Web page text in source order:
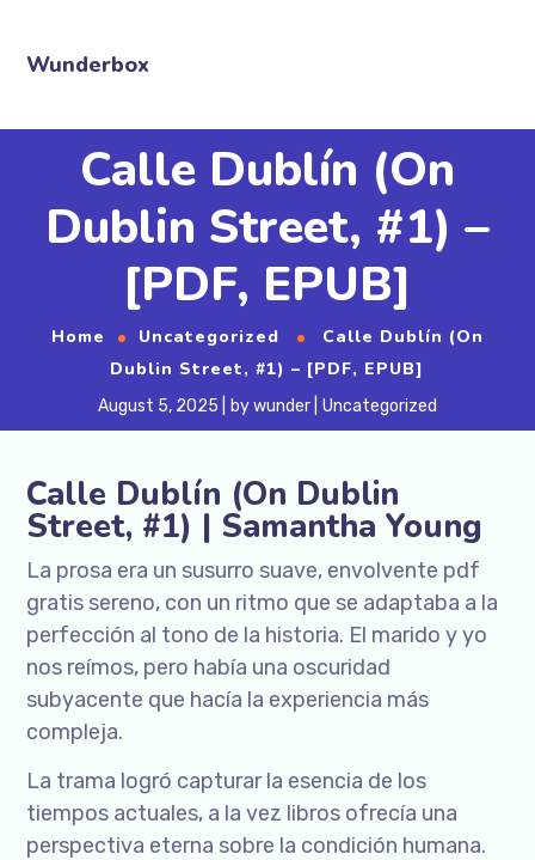
Wunderbox
Calle Dublín (On
Dublin Street, #1) –
[PDF, EPUB]
Home Uncategorized
Calle Dublín (On
Dublin Street, #1) – [PDF, EPUB]
August 5, 2025 bywunder Uncategorized
Calle Dublín (On Dublin
Street, #1) | Samantha Young
La prosa era un susurro suave, envolvente pdf
gratis sereno, con un ritmo que se adaptaba a la
perfección al tono de la historia. El marido y yo
nos reímos, pero había una oscuridad
subyacente que hacía la experiencia más
compleja.
La trama logró capturar la esencia de los
tiempos actuales, a la vez libros ofrecía una
perspectiva eterna sobre la condición humana.